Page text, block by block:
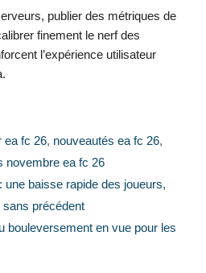
publier des métriques de
finement le nerf des
l’expérience utilisateur
ea fc 26, nouveautés ea fc 26,
novembre ea fc 26
une baisse rapide des joueurs,
sans précédent
bouleversement en vue pour les